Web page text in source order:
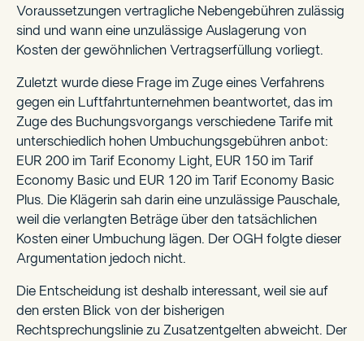
Voraussetzungen vertragliche Nebengebühren zulässig
sind und wann eine unzulässige Auslagerung von
Kosten der gewöhnlichen Vertragserfüllung vorliegt.
Zuletzt wurde diese Frage im Zuge eines Verfahrens
gegen ein Luftfahrtunternehmen beantwortet, das im
Zuge des Buchungsvorgangs verschiedene Tarife mit
unterschiedlich hohen Umbuchungsgebühren anbot:
EUR 200 im Tarif Economy Light, EUR 150 im Tarif
Economy Basic und EUR 120 im Tarif Economy Basic
Plus. Die Klägerin sah darin eine unzulässige Pauschale,
weil die verlangten Beträge über den tatsächlichen
Kosten einer Umbuchung lägen. Der OGH folgte dieser
Argumentation jedoch nicht.
Die Entscheidung ist deshalb interessant, weil sie auf
den ersten Blick von der bisherigen
Rechtsprechungslinie zu Zusatzentgelten abweicht. Der